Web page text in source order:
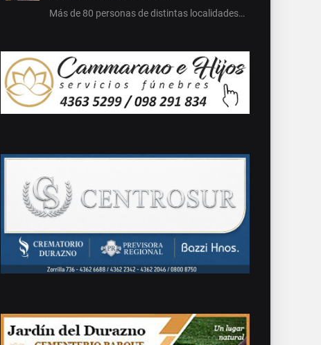
Más de 80 personas de distintas localidades…